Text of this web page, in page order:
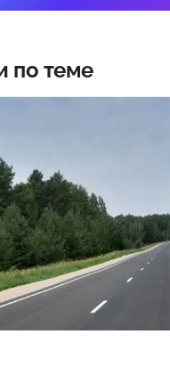
по теме